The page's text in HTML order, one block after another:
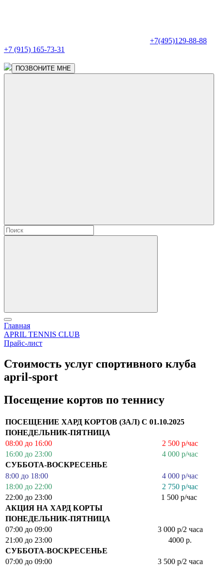
+7(495)129-88-88
+7 (915) 165-73-31
ПОЗВОНИТЕ МНЕ
Главная
APRIL TENNIS CLUB
Прайс-лист
Стоимость услуг спортивного клуба
april-sport
Посещение кортов по теннису
ПОСЕЩЕНИЕ ХАРД КОРТОВ (ЗАЛ) С 01.10.2025
ПОНЕДЕЛЬНИК-ПЯТНИЦА
08:00 до 16:00
2 500 р/час
16:00 до 23:00
4 000 р/час
СУББОТА-ВОСКРЕСЕНЬЕ
8:00 до 18:00
4 000 р/час
18:00 до 22:00
2 750 р/час
22:00 до 23:00
1 500 р/час
АКЦИЯ НА ХАРД КОРТЫ
ПОНЕДЕЛЬНИК-ПЯТНИЦА
07:00 до 09:00
3 000 р/2 часа
21:00 до 23:00
4000 р.
СУББОТА-ВОСКРЕСЕНЬЕ
07:00 до 09:00
3 500 р/2 часа